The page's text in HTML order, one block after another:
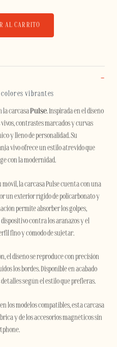
AL CARRITO
colores vibrantes
la carcasaPulse. Inspirada en el diseño
contrastes marcados y curvas
y lleno de personalidad. Su
vivo ofrece un estilo atrevido que
con la modernidad.
la carcasa Pulse cuenta con una
un exterior rígido de policarbonato y
permite absorber los golpes,
contra los arañazos y el
fino y cómodo de sujetar.
el diseño se reproduce con precisión
los bordes. Disponible en acabado
según el estilo que prefieras.
los modelos compatibles, esta carcasa
y de los accesorios magnéticos sin